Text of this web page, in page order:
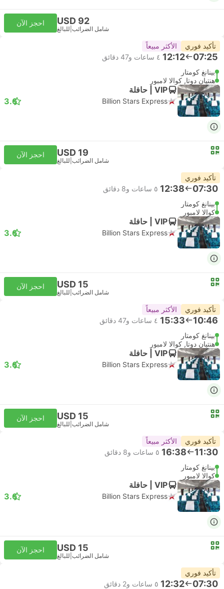
USD 92
شامل الضرائب للبالغ
احجز الآن
تأكيد فوري الأكثر مبيعاً
07:25
12:12 ٤ ساعات و‫47 دقائق
بينانغ كومتار
هنتيان دوتا, كوالا لامبور
VIP | حافلة
Billion Stars Express
3.6
USD 19
شامل الضرائب للبالغ
احجز الآن
تأكيد فوري
07:30
12:38 ٥ ساعات و‫8 دقائق
بينانغ كومتار
كوالا لامبور
VIP | حافلة
Billion Stars Express
3.6
USD 15
شامل الضرائب للبالغ
احجز الآن
تأكيد فوري الأكثر مبيعاً
10:46
15:33 ٤ ساعات و‫47 دقائق
بينانغ كومتار
هنتيان دوتا, كوالا لامبور
VIP | حافلة
Billion Stars Express
3.6
USD 15
شامل الضرائب للبالغ
احجز الآن
تأكيد فوري الأكثر مبيعاً
11:30
16:38 ٥ ساعات و‫8 دقائق
بينانغ كومتار
كوالا لامبور
VIP | حافلة
Billion Stars Express
3.6
USD 15
شامل الضرائب للبالغ
احجز الآن
تأكيد فوري
07:30
12:32 ٥ ساعات و‫2 دقائق